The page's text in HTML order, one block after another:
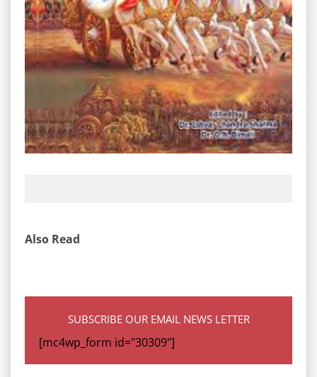
Also Read
SUBSCRIBE OUR EMAIL NEWS LETTER
[mc4wp_form id="30309"]